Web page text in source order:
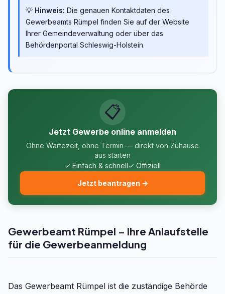
💡 Hinweis: Die genauen Kontaktdaten des
Gewerbeamts Rümpel finden Sie auf der Website
Ihrer Gemeindeverwaltung oder über das
Behördenportal Schleswig-Holstein.
📋
Jetzt Gewerbe online anmelden
Ohne Wartezeit, ohne Termin — direkt von Zuhause
aus starten
✓ Einfach & schnell✓ Offiziell
Jetzt beantragen →
Gewerbeamt Rümpel – Ihre Anlaufstelle
für die Gewerbeanmeldung
Das Gewerbeamt Rümpel ist die zuständige Behörde